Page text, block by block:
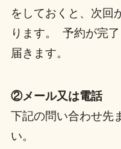
をしておくと、次回
ります。 予約が完
届きます。
②メール又は電話
下記の問い合わせ先
い。